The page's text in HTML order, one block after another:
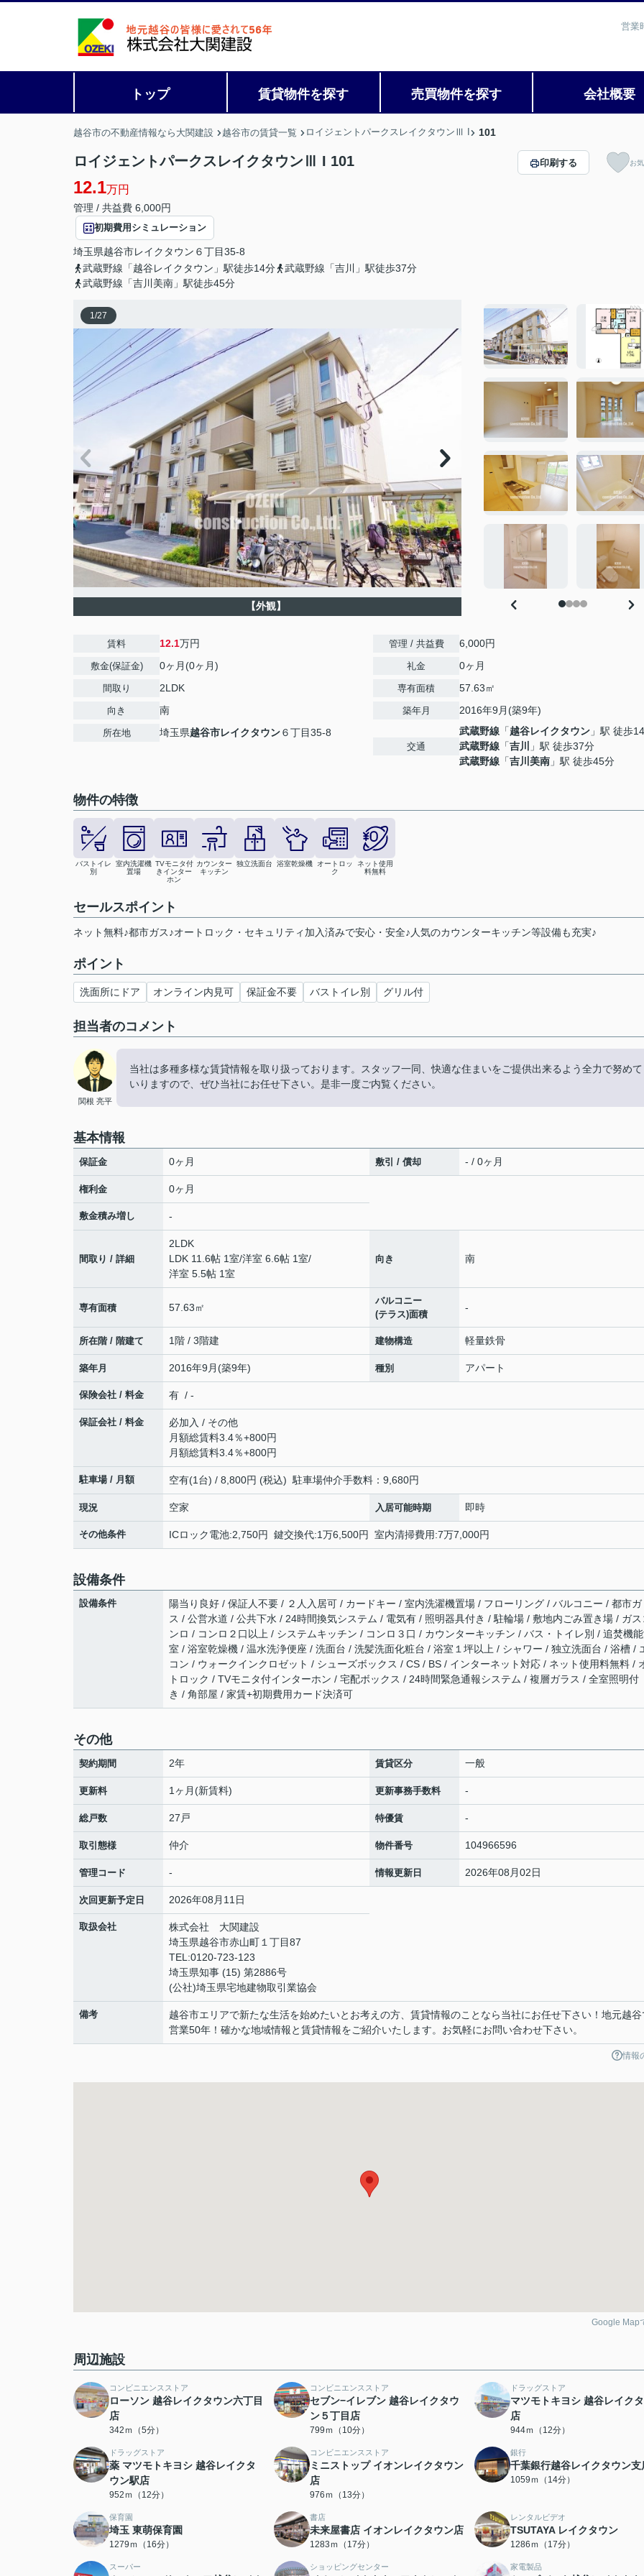
営業
トップ 賃貸物件を探す 売買物件を探す 会社概要
越谷市の不動産情報なら大関建設 越谷市の賃貸一覧 ロイジェントパークスレイクタウンⅢ I 101
ロイジェントパークスレイクタウンⅢ I 101
12.1万円
管理 / 共益費 6,000円
初期費用シミュレーション
埼玉県越谷市レイクタウン ６丁目35-8
武蔵野線「越谷レイクタウン」駅徒歩14分
武蔵野線「吉川」駅徒歩37分
武蔵野線「吉川美南」駅徒歩45分
印刷する お
1/27
【外観】
賃料 12.1万円
敷金(保証金) 0ヶ月(0ヶ月)
間取り 2LDK
向き 南
所在地 埼玉県越谷市レイクタウン６丁目35-8
管理 / 共益費 6,000円
礼金 0ヶ月
専有面積 57.63㎡
築年月 2016年9月(築9年)
交通
武蔵野線 「越谷レイクタウン 」駅 徒歩
武蔵野線 「吉川
」駅 徒歩37分
武蔵野線 「吉川美南 」駅 徒歩45分
物件の特徴
バストイレ
別
室内洗濯機
置場
TVモニタ付
きインター
ホン
カウンター
キッチン
独立洗面台 浴室乾燥機
オートロッ
ク
ネット使用
料無料
セールスポイント
ネット無料♪都市ガス♪オートロック・セキュリティ加入済みで安心・安全♪人気のカウンターキッチン等設備も充実♪
ポイント
洗面所にドア オンライン内見可 保証金不要 バストイレ別 グリル付
担当者のコメント
関根 亮平
当社は多種多様な賃貸情報を取り扱っております。スタッフ一同、快適な住まいをご提供出来るよう全力で努め
いりますので、ぜひ当社にお任せ下さい。是非一度ご内覧ください。
基本情報
保証金 0ヶ月 敷引 / 償却 - / 0ヶ月
権利金 0ヶ月
敷金積み増し -
間取り / 詳細
2LDK
LDK 11.6帖 1室/洋室 6.6帖 1室/
洋室 5.5帖 1室
向き 南
専有面積 57.63㎡
バルコニー
(テラス)面積
-
所在階 / 階建て 1階 / 3階建 建物構造 軽量鉄骨
築年月 2016年9月(築9年) 種別 アパート
保険会社 / 料金 有 / -
保証会社 / 料金
必加入 / その他
月額総賃料3.4％+800円
月額総賃料3.4％+800円
駐車場 / 月額 空有(1台) / 8,800円 (税込) 駐車場仲介手数料：9,680円
現況 空家 入居可能時期 即時
その他条件 ICロック電池:2,750円 鍵交換代:1万6,500円 室内清掃費用:7万7,000円
設備条件
設備条件
陽当り良好 / 保証人不要 / ２人入居可 / カードキー / 室内洗濯機置場 / フローリング / バルコニー / 都市ガ
ス / 公営水道 / 公共下水 / 24時間換気システム / 電気有 / 照明器具付き / 駐輪場 / 敷地内ごみ置き場 / ガス
ンロ / コンロ２口以上 / システムキッチン / コンロ３口 / カウンターキッチン / バス・トイレ別 / 追焚機
室 / 浴室乾燥機 / 温水洗浄便座 / 洗面台 / 洗髪洗面化粧台 / 浴室１坪以上 / シャワー / 独立洗面台 / 浴槽 /
コン / ウォークインクロゼット / シューズボックス / CS / BS / インターネット対応 / ネット使用料無料 /
トロック / TVモニタ付インターホン / 宅配ボックス / 24時間緊急通報システム / 複層ガラス / 全室照明付
き / 角部屋 / 家賃+初期費用カード決済可
その他
契約期間 2年 賃貸区分 一般
更新料 1ヶ月(新賃料) 更新事務手数料 -
総戸数 27戸 特優賃 -
取引態様 仲介 物件番号 104966596
管理コード - 情報更新日 2026年08月02日
次回更新予定日 2026年08月11日
取扱会社
株式会社 大関建設
埼玉県越谷市赤山町１丁目87
TEL:0120-723-123
埼玉県知事 (15) 第2886号
(公社)埼玉県宅地建物取引業協会
備考
越谷市エリアで新たな生活を始めたいとお考えの方、賃貸情報のことなら当社にお任せ下さい！地元越谷
営業50年！確かな地域情報と賃貸情報をご紹介いたします。お気軽にお問い合わせ下さい。
情報
Google Map
周辺施設
コンビニエンスストア
ローソン 越谷レイクタウン六丁目
店
342ｍ（5分）
コンビニエンスストア
セブン−イレブン 越谷レイクタウ
ン５丁目店
799ｍ（10分）
ドラッグストア
マツモトキヨシ 越谷レイク
店
944ｍ（12分）
ドラッグストア
薬 マツモトキヨシ 越谷レイクタ
ウン駅店
952ｍ（12分）
コンビニエンスストア
ミニストップ イオンレイクタウン
店
976ｍ（13分）
銀行
千葉銀行越谷レイクタウン支
1059ｍ（14分）
保育園
埼玉 東萌保育園
1279ｍ（16分）
書店
未来屋書店 イオンレイクタウン店
1283ｍ（17分）
レンタルビデオ
TSUTAYA レイクタウン
1286ｍ（17分）
スーパー ショッピングセンター 家電製品